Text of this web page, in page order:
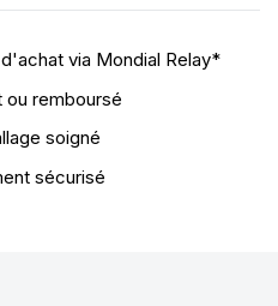
via Mondial Relay*
ou remboursé
soigné
sécurisé